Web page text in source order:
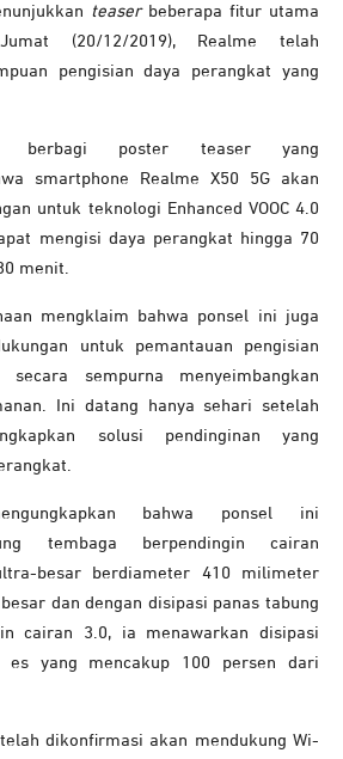
teaserbeberapa fitur utama
(20/12/2019), Realme telah
pengisian daya perangkat yang
berbagi poster teaser yang
smartphone Realme X50 5G akan
untuk teknologi Enhanced VOOC 4.0
mengisi daya perangkat hingga 70
menit.
mengklaim bahwa ponsel ini juga
untuk pemantauan pengisian
sempurna menyeimbangkan
Ini datang hanya sehari setelah
solusi pendinginan yang
bahwa ponsel ini
tembaga berpendingin cairan
besar berdiameter 410 milimeter
dan dengan disipasi panas tabung
cairan 3.0, ia menawarkan disipasi
es yang mencakup 100 persen dari
dikonfirmasi akan mendukung Wi-